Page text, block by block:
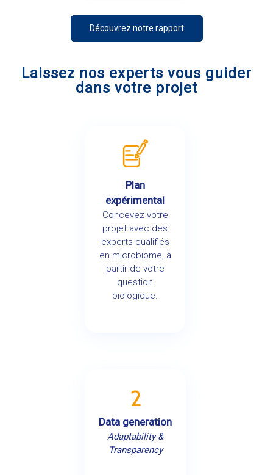
Découvrez notre rapport
Laissez nos experts vous guider
dans votre projet
Plan
expérimental
Concevez votre
projet avec des
experts qualifiés
en microbiome, à
partir de votre
question
biologique.
2
Data generation
Adaptability &
Transparency